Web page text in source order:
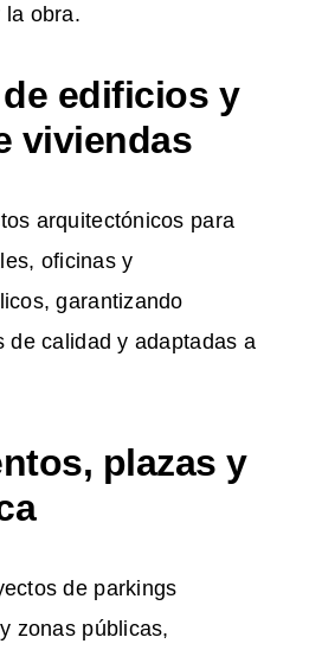
la obra.
edificios y
viviendas
arquitectónicos para
oficinas y
garantizando
de calidad y adaptadas a
plazas y
de parkings
zonas públicas,